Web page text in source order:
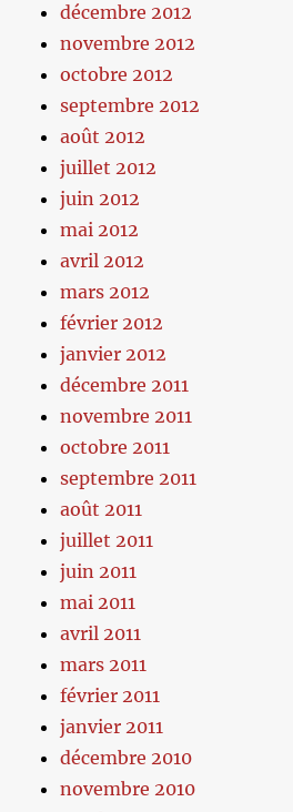
décembre 2012
novembre 2012
octobre 2012
septembre 2012
août 2012
juillet 2012
juin 2012
mai 2012
avril 2012
mars 2012
février 2012
janvier 2012
décembre 2011
novembre 2011
octobre 2011
septembre 2011
août 2011
juillet 2011
juin 2011
mai 2011
avril 2011
mars 2011
février 2011
janvier 2011
décembre 2010
novembre 2010